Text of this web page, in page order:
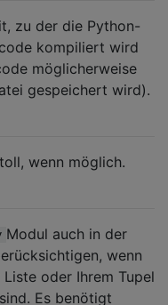
zu der die Python-
kompiliert wird
möglicherweise
gespeichert wird).
wenn möglich.
Modul auch in der
wenn
oder Ihrem Tupel
Es benötigt